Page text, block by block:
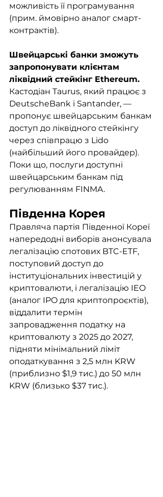
можливість її програмування
(прим. ймовірно аналог смарт-
контрактів).
Швейцарські банки зможуть
запропонувати клієнтам
ліквідний стейкінг Ethereum.
Кастодіан Taurus, який працює з
DeutscheBank і Santander, —
пропонує швейцарським банкам
доступ до ліквідного стейкінгу
через співпрацю з Lido
(найбільший його провайдер).
Поки що, послуги доступні
швейцарським банкам під
регулюванням FINMA.
Південна Корея
Правляча партія Південної Кореї
напередодні виборів анонсувала
легалізацію спотових BTC-ETF,
поступовий доступ до
інституціональних інвестицій у
криптовалюти, і легалізацію IEO
(аналог IPO для криптопроєктів),
віддалити термін
запровадження податку на
криптовалюту з 2025 до 2027,
підняти мінімальний ліміт
оподаткування з 2,5 млн KRW
(приблизно $1,9 тис.) до 50 млн
KRW (близько $37 тис.).